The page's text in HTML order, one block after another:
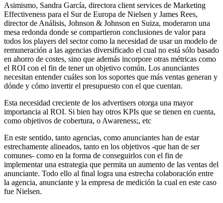
Asimismo, Sandra García, directora client services de Marketing
Effectiveness para el Sur de Europa de Nielsen y James Rees,
director de Análisis, Johnson & Johnson en Suiza, moderaron una
mesa redonda donde se compartieron conclusiones de valor para
todos los players del sector como la necesidad de usar un modelo de
remuneración a las agencias diversificado el cual no está sólo basado
en ahorro de costes, sino que además incorpore otras métricas como
el ROI con el fin de tener un objetivo común. Los anunciantes
necesitan entender cuáles son los soportes que más ventas generan y
dónde y cómo invertir el presupuesto con el que cuentan.
Esta necesidad creciente de los advertisers otorga una mayor
importancia al ROI. Si bien hay otros KPIs que se tienen en cuenta,
como objetivos de cobertura, o Awareness;, etc
En este sentido, tanto agencias, como anunciantes han de estar
estrechamente alineados, tanto en los objetivos -que han de ser
comunes- como en la forma de conseguirlos con el fin de
implementar una estrategia que permita un aumento de las ventas del
anunciante. Todo ello al final logra una estrecha colaboración entre
la agencia, anunciante y la empresa de medición la cual en este caso
fue Nielsen.